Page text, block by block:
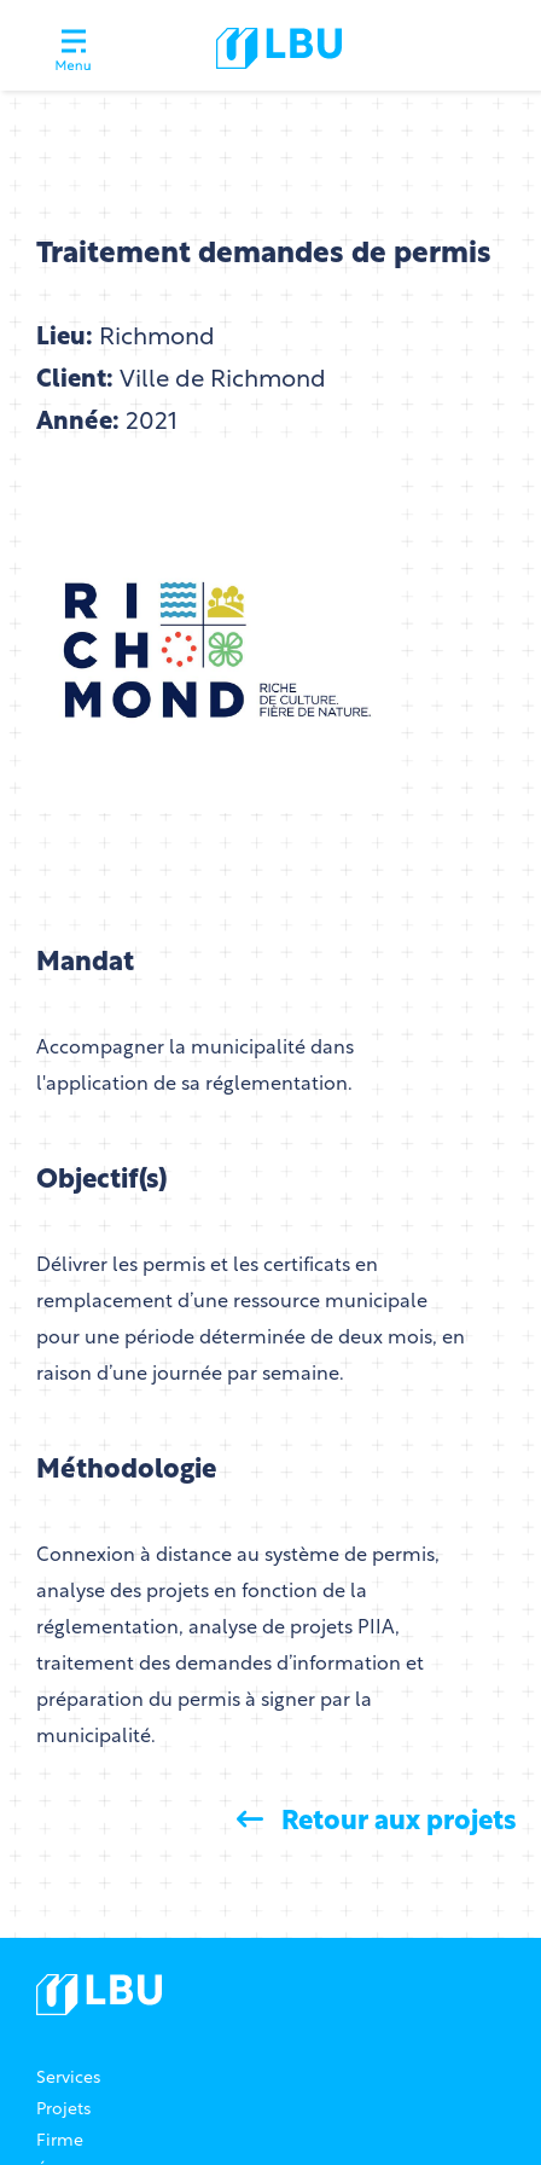
Traitement demandes de permis
Lieu: Richmond
Client: Ville de Richmond
Année: 2021
Mandat
Accompagner la municipalité dans
l'application de sa réglementation.
Objectif(s)
Délivrer les permis et les certificats en
remplacement d’une ressource municipale
pour une période déterminée de deux mois, en
raison d’une journée par semaine.
Méthodologie
Connexion à distance au système de permis,
analyse des projets en fonction de la
réglementation, analyse de projets PIIA,
traitement des demandes d’information et
préparation du permis à signer par la
municipalité.
Retour aux projets
Services
Projets
Firme